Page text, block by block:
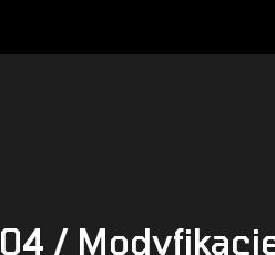
04 /